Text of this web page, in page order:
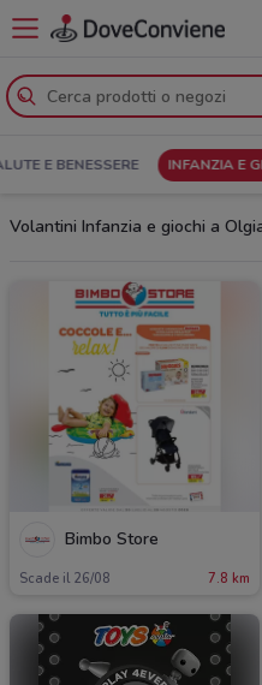
E BENESSERE INFANZIA E
Volantini Infanzia e giochi a
Bimbo Store
Scade il 26/08 7.8 km